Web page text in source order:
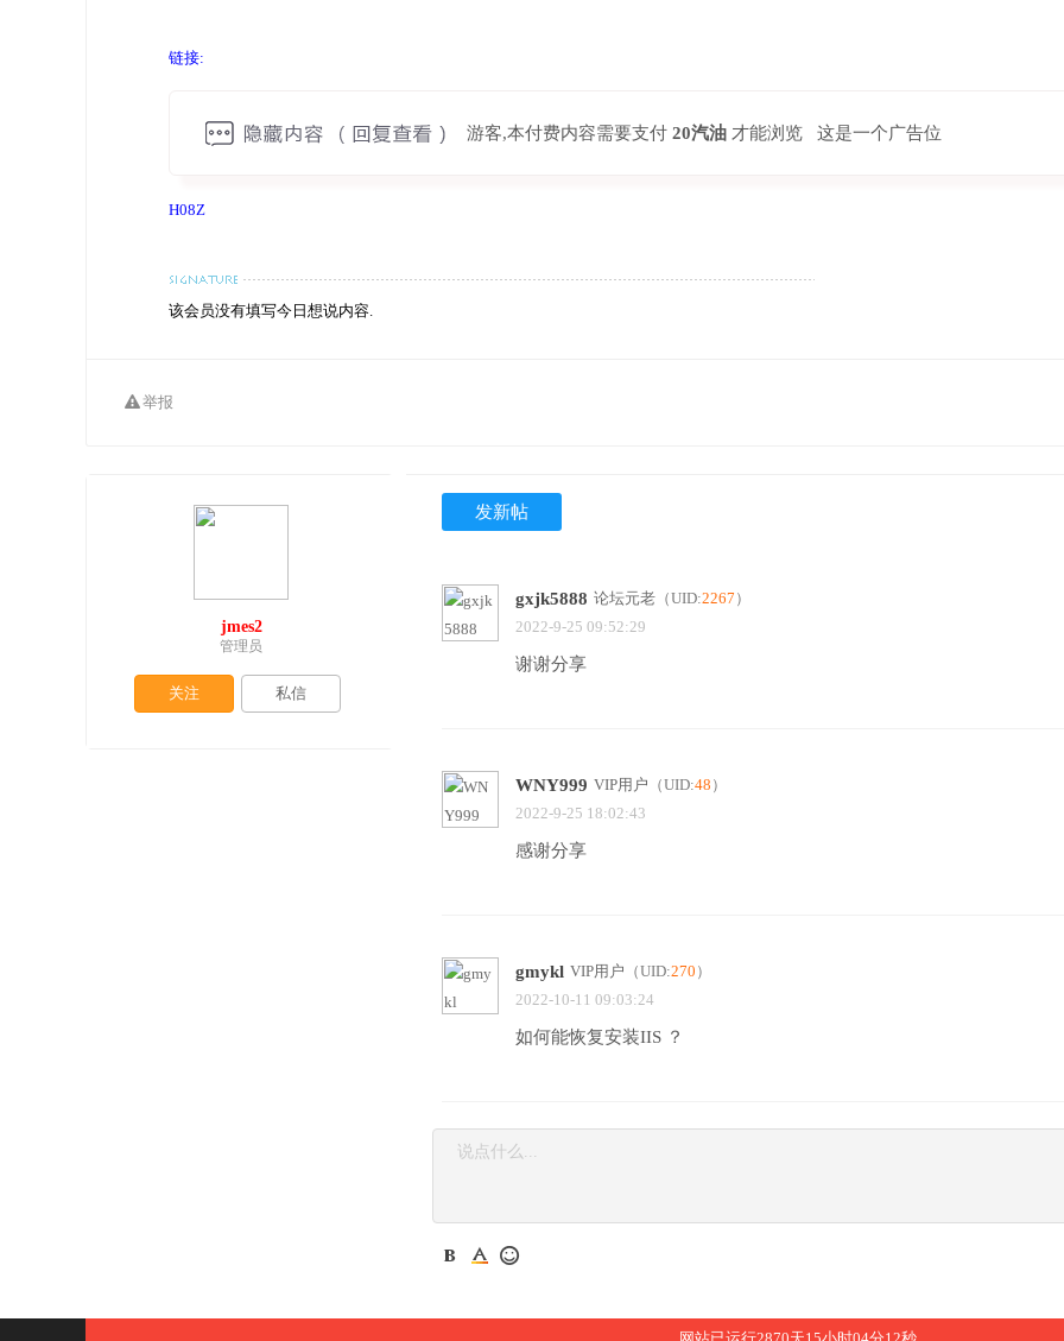
链接:
游客,本付费内容需要支付 20汽油 才能浏览 这是一个广告位
H08Z
该会员没有填写今日想说内容.
举报
发新帖
gxjk5888 论坛元老 （UID:2267 ）
2022-9-25 09:52:29
谢谢分享
WNY999 VIP用户 （UID:48 ）
2022-9-25 18:02:43
感谢分享
gmykl VIP用户 （UID:270 ）
2022-10-11 09:03:24
如何能恢复安装IIS ？
jmes2
管理员
关注 私信